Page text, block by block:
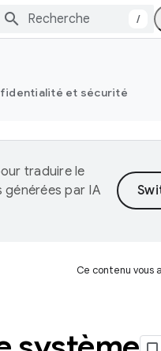
/
et sécurité
traduire le
par IA
Ce contenu